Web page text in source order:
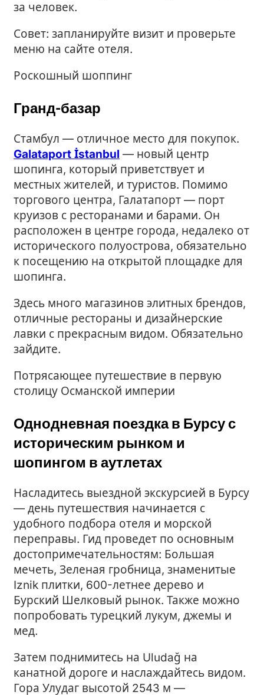
за человек.
Совет: запланируйте визит и проверьте
меню на сайте отеля.
Роскошный шоппинг
Гранд-базар
Стамбул — отличное место для покупок.
Galataport İstanbul — новый центр
шопинга, который приветствует и
местных жителей, и туристов. Помимо
торгового центра, Галатапорт — порт
круизов с ресторанами и барами. Он
расположен в центре города, недалеко от
исторического полуострова, обязательно
к посещению на открытой площадке для
шопинга.
Здесь много магазинов элитных брендов,
отличные рестораны и дизайнерские
лавки с прекрасным видом. Обязательно
зайдите.
Потрясающее путешествие в первую
столицу Османской империи
Однодневная поездка в Бурсу с
историческим рынком и
шопингом в аутлетах
Насладитесь выездной экскурсией в Бурсу
— день путешествия начинается с
удобного подбора отеля и морской
переправы. Гид проведет по основным
достопримечательностям: Большая
мечеть, Зеленая гробница, знаменитые
Iznik плитки, 600-летнее дерево и
Бурский Шелковый рынок. Также можно
попробовать турецкий лукум, джемы и
мед.
Затем поднимитесь на Uludağ на
канатной дороге и наслаждайтесь видом.
Гора Улудаг высотой 2543 м —